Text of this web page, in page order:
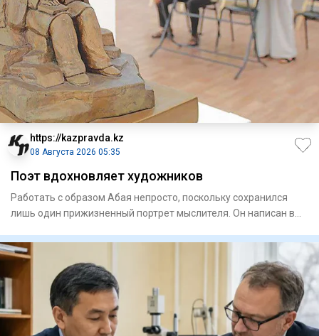
https://kazpravda.kz
08 Августа 2026 05:35
Поэт вдохновляет художников
Работать с образом Абая непросто, поскольку сохранился
лишь один прижизненный портрет мыслителя. Он написан в